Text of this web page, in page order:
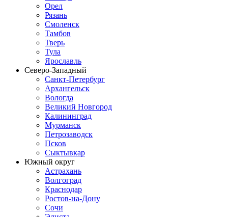
Орел
Рязань
Смоленск
Тамбов
Тверь
Тула
Ярославль
Северо-Западный
Санкт-Петербург
Архангельск
Вологда
Великий Новгород
Калининград
Мурманск
Петрозаводск
Псков
Сыктывкар
Южный округ
Астрахань
Волгоград
Краснодар
Ростов-на-Дону
Сочи